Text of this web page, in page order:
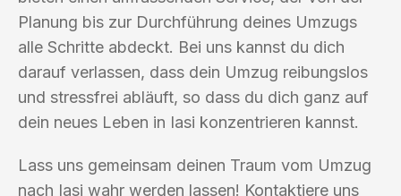
Planung bis zur Durchführung deines Umzugs
alle Schritte abdeckt. Bei uns kannst du dich
darauf verlassen, dass dein Umzug reibungslos
und stressfrei abläuft, so dass du dich ganz auf
dein neues Leben in Iasi konzentrieren kannst.
Lass uns gemeinsam deinen Traum vom Umzug
nach Iasi wahr werden lassen! Kontaktiere uns